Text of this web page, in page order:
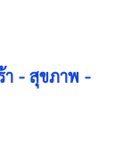
า - สุขภาพ -